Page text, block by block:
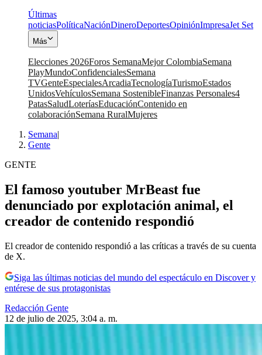
Últimas
noticiasPolíticaNaciónDineroDeportesOpiniónImpresaJet Set
Más
Elecciones 2026Foros SemanaMejor ColombiaSemana
PlayMundoConfidencialesSemana
TVGenteEspecialesArcadiaTecnologíaTurismoEstados
UnidosVehículosSemana SostenibleFinanzas Personales4
PatasSaludLoteríasEducaciónContenido en
colaboraciónSemana RuralMujeres
Semana|
Gente
GENTE
El famoso youtuber MrBeast fue
denunciado por explotación animal, el
creador de contenido respondió
El creador de contenido respondió a las críticas a través de su cuenta
de X.
Siga las últimas noticias del mundo del espectáculo en Discover y
entérese de sus protagonistas
Redacción Gente
12 de julio de 2025, 3:04 a. m.